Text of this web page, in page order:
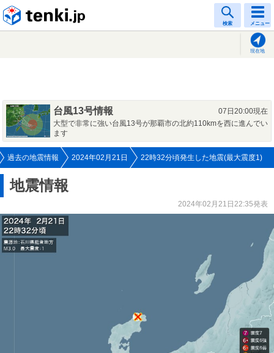
検索 メニュー
現在地
台風13号情報
07日20:00現在
大型で非常に強い台風13号が那覇市の北約110kmを西に進んでい
ます
過去の地震情報 2024年02月21日 22時32分頃発生した地震(最大震度1)
地震情報
2024年02月21日22:35発表